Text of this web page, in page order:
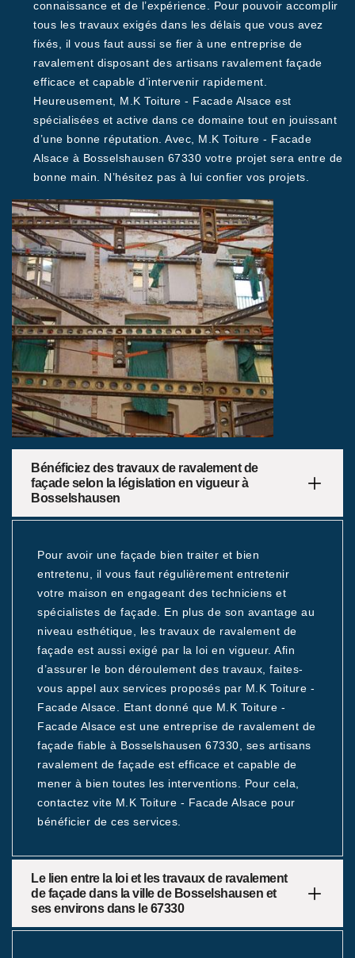
connaissance et de l’expérience. Pour pouvoir accomplir
tous les travaux exigés dans les délais que vous avez
fixés, il vous faut aussi se fier à une entreprise de
ravalement disposant des artisans ravalement façade
efficace et capable d’intervenir rapidement.
Heureusement, M.K Toiture - Facade Alsace est
spécialisées et active dans ce domaine tout en jouissant
d’une bonne réputation. Avec, M.K Toiture - Facade
Alsace à Bosselshausen 67330 votre projet sera entre de
bonne main. N’hésitez pas à lui confier vos projets.
Bénéficiez des travaux de ravalement de
façade selon la législation en vigueur à
Bosselshausen
Pour avoir une façade bien traiter et bien
entretenu, il vous faut régulièrement entretenir
votre maison en engageant des techniciens et
spécialistes de façade. En plus de son avantage au
niveau esthétique, les travaux de ravalement de
façade est aussi exigé par la loi en vigueur. Afin
d’assurer le bon déroulement des travaux, faites-
vous appel aux services proposés par M.K Toiture -
Facade Alsace. Etant donné que M.K Toiture -
Facade Alsace est une entreprise de ravalement de
façade fiable à Bosselshausen 67330, ses artisans
ravalement de façade est efficace et capable de
mener à bien toutes les interventions. Pour cela,
contactez vite M.K Toiture - Facade Alsace pour
bénéficier de ces services.
Le lien entre la loi et les travaux de ravalement
de façade dans la ville de Bosselshausen et
ses environs dans le 67330